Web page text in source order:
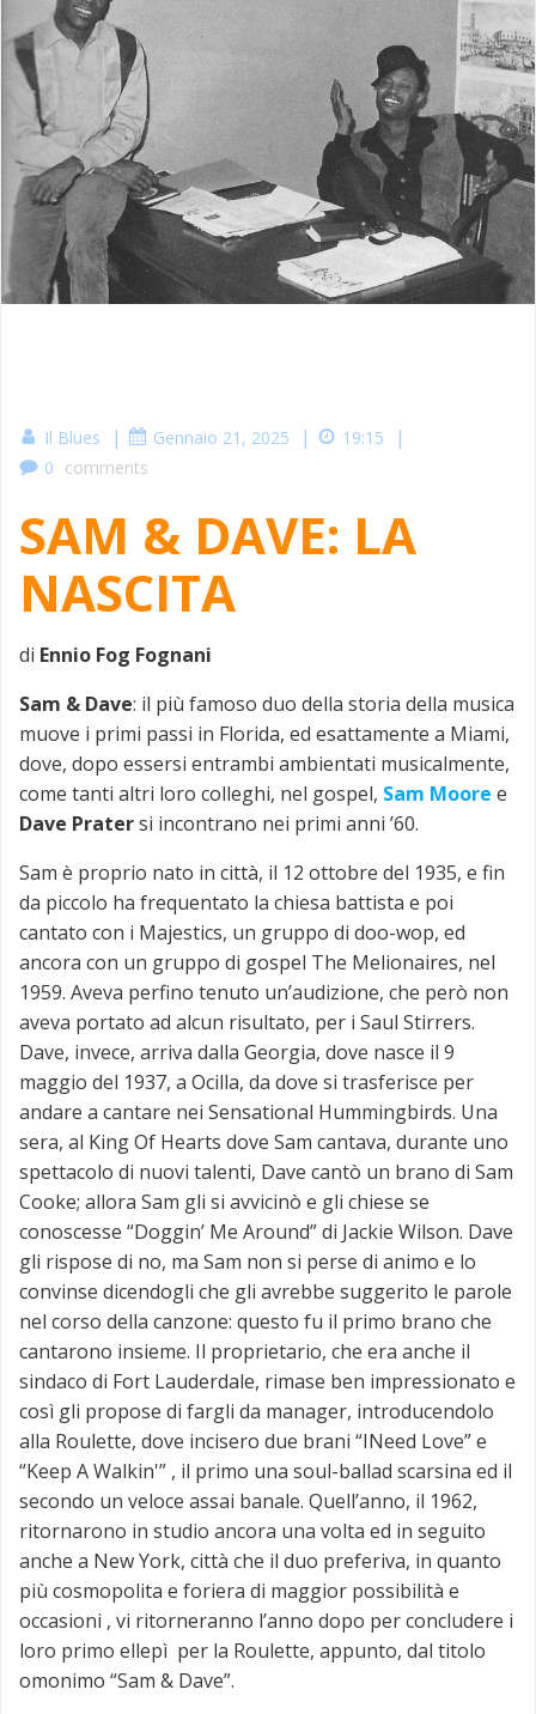
Il Blues | Gennaio 21, 2025 | 19:15 |
0 comments
SAM & DAVE: LA
NASCITA
di Ennio Fog Fognani
Sam & Dave: il più famoso duo della storia della musica
muove i primi passi in Florida, ed esattamente a Miami,
dove, dopo essersi entrambi ambientati musicalmente,
come tanti altri loro colleghi, nel gospel, Sam Moore e
Dave Pratersi incontrano nei primi anni ’60.
Sam è proprio nato in città, il 12 ottobre del 1935, e fin
da piccolo ha frequentato la chiesa battista e poi
cantato con i Majestics, un gruppo di doo-wop, ed
ancora con un gruppo di gospel The Melionaires, nel
1959. Aveva perfino tenuto un’audizione, che però non
aveva portato ad alcun risultato, per i Saul Stirrers.
Dave, invece, arriva dalla Georgia, dove nasce il 9
maggio del 1937, a Ocilla, da dove si trasferisce per
andare a cantare nei Sensational Hummingbirds. Una
sera, al King Of Hearts dove Sam cantava, durante uno
spettacolo di nuovi talenti, Dave cantò un brano di Sam
Cooke; allora Sam gli si avvicinò e gli chiese se
conoscesse “Doggin’ Me Around” di Jackie Wilson. Dave
gli rispose di no, ma Sam non si perse di animo e lo
convinse dicendogli che gli avrebbe suggerito le parole
nel corso della canzone: questo fu il primo brano che
cantarono insieme. Il proprietario, che era anche il
sindaco di Fort Lauderdale, rimase ben impressionato e
così gli propose di fargli da manager, introducendolo
alla Roulette, dove incisero due brani “INeed Love” e
“Keep A Walkin'” , il primo una soul-ballad scarsina ed il
secondo un veloce assai banale. Quell’anno, il 1962,
ritornarono in studio ancora una volta ed in seguito
anche a New York, città che il duo preferiva, in quanto
più cosmopolita e foriera di maggior possibilità e
occasioni , vi ritorneranno l’anno dopo per concludere i
loro primo ellepì per la Roulette, appunto, dal titolo
omonimo “Sam & Dave”.